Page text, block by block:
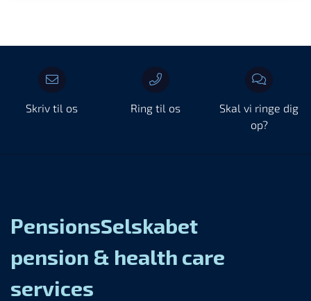
Skriv til os Ring til os
Skal vi ringe dig
op?
PensionsSelskabet
pension & health care
services